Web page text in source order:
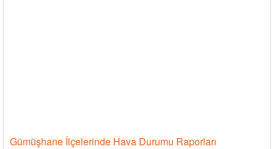
Gümüşhane İlçelerinde Hava Durumu Raporları